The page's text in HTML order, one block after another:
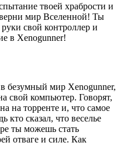
твоей храбрости и
верни мир Вселенной! Ты
свой контроллер и
в Xenogunner!
безумный мир Xenogunner,
свой компьютер. Говорят,
на торренте и, что самое
кто сказал, что веселье
ты можешь стать
отваге и силе. Как